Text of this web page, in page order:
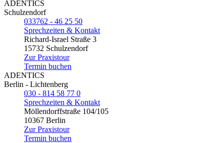
ADENTICS
Schulzendorf
033762 - 46 25 50
Sprechzeiten & Kontakt
Richard-Israel Straße 3
15732 Schulzendorf
Zur Praxistour
Termin buchen
ADENTICS
Berlin - Lichtenberg
030 - 814 58 77 0
Sprechzeiten & Kontakt
Möllendorffstraße 104/105
10367 Berlin
Zur Praxistour
Termin buchen